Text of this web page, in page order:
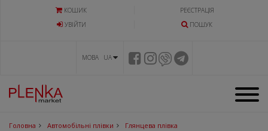
КОШИК
РЕЄСТРАЦІЯ
УВIЙТИ
ПОШУК
МОВА UA
Головна Автомобільні плівки
Глянцева плівка